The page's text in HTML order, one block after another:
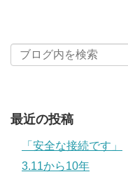
最近の投稿
「安全な接続です」
3.11から10年